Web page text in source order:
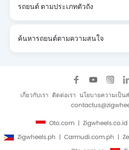
รถยนต์ ตามประเภทตัวถัง
ค้นหารถยนต์ตามความสนใจ
เกี่ยวกับเรา ติดต่อเรา นโยบายความเป็น
Oto.com Zigwheels.co.id
Zigwheels.ph
Carmudi.com.ph